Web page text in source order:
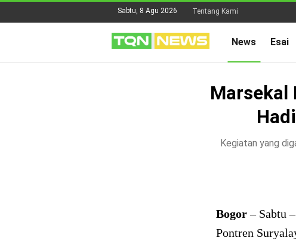
Sabtu, 8 Agu 2026 Tentang Kami
News Esai
Marsekal
Kegiatan yang
Bogor– Sabtu
Pontren